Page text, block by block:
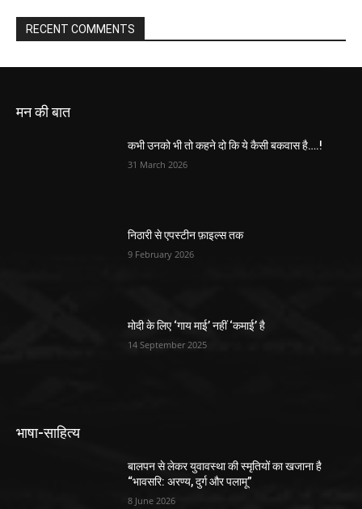
RECENT COMMENTS
मन की बात
कभी उनको भी तो कहने दो कि ये कैसी बकवास है….!
31 March 2026
निठारी से एपस्टीन फ़ाइल्स तक
9 February 2026
मोदी के लिए ‘गाय माई’ नहीं ‘कमाई’ है
14 September 2025
भाषा-साहित्य
बालपन से लेकर युवावस्था की स्मृतियों का खजाना है
“भावसरि: अरण्य, दुर्ग और पलामू”
8 June 2026